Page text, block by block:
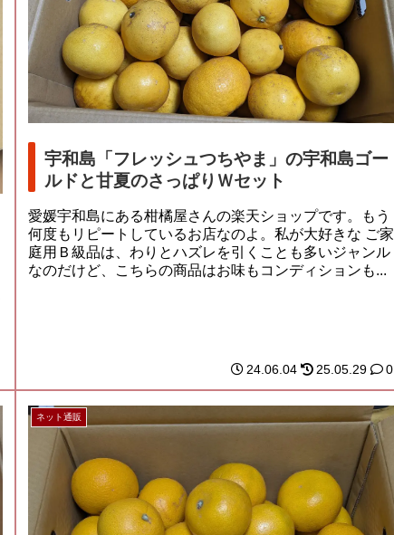
宇和島「フレッシュつちやま」の宇和島ゴー
ルドと甘夏のさっぱりＷセット
愛媛宇和島にある柑橘屋さんの楽天ショップです。もう
何度もリピートしているお店なのよ。私が大好きな ご家
庭用Ｂ級品は、わりとハズレを引くことも多いジャンル
なのだけど、こちらの商品はお味もコンディションも...
24.06.04 25.05.29 0
ネット通販